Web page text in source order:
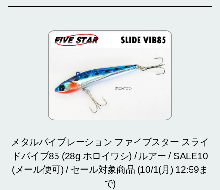
メタルバイブレーション ファイブスター スライ
ドバイブ85 (28g ホロイワシ) / ルアー / SALE10
(メール便可) / セール対象商品 (10/1(月) 12:59ま
で)